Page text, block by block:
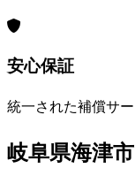
安心保証
統一された補償サ
岐阜県海津